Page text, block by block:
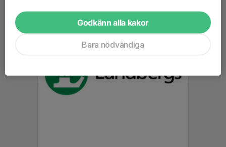
Godkänn alla kakor
Bara nödvändiga